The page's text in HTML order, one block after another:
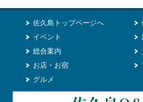
佐久島トップページへ
イベント
総合案内
お店・お宿
グルメ